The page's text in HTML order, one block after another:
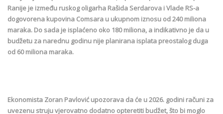
Ranije je između ruskog oligarha Rašida Serdarova i Vlade RS-a
dogovorena kupovina Comsara u ukupnom iznosu od 240 miliona
maraka. Do sada je isplaćeno oko 180 miliona, a indikativno je da u
budžetu za narednu godinu nije planirana isplata preostalog duga
od 60 miliona maraka.
Ekonomista Zoran Pavlović upozorava da će u 2026. godini računi za
uvezenu struju vjerovatno dodatno opteretiti budžet, što bi moglo